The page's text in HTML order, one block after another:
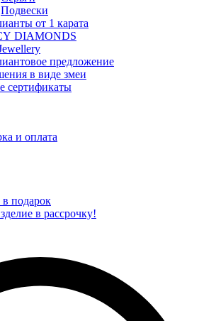
Подвески
от 1 карата
DIAMONDS
предложение
в виде змеи
сертификаты
и оплата
в подарок
в рассрочку!